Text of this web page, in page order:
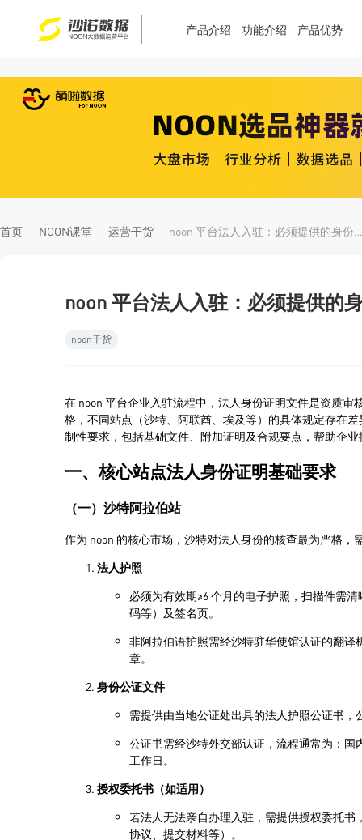
产品介绍 功能介绍 产品优势
首页 NOON课堂 运营干货 noon 平台法人入驻：
noon 平台法人入驻：必须提供的
noon干货